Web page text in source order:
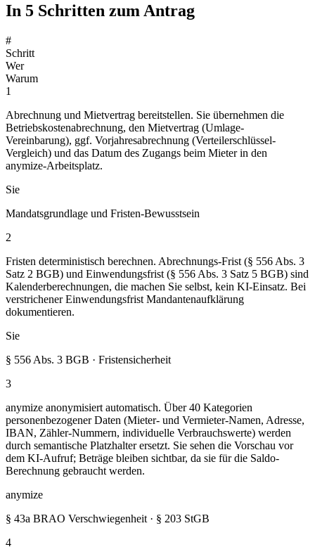
In 5 Schritten zum Antrag
#
Schritt
Wer
Warum
1
Abrechnung und Mietvertrag bereitstellen. Sie übernehmen die
Betriebskostenabrechnung, den Mietvertrag (Umlage-
Vereinbarung), ggf. Vorjahresabrechnung (Verteilerschlüssel-
Vergleich) und das Datum des Zugangs beim Mieter in den
anymize-Arbeitsplatz.
Sie
Mandatsgrundlage und Fristen-Bewusstsein
2
Fristen deterministisch berechnen. Abrechnungs-Frist (§ 556 Abs. 3
Satz 2 BGB) und Einwendungsfrist (§ 556 Abs. 3 Satz 5 BGB) sind
Kalenderberechnungen, die machen Sie selbst, kein KI-Einsatz. Bei
verstrichener Einwendungsfrist Mandantenaufklärung
dokumentieren.
Sie
§ 556 Abs. 3 BGB · Fristensicherheit
3
anymize anonymisiert automatisch. Über 40 Kategorien
personenbezogener Daten (Mieter- und Vermieter-Namen, Adresse,
IBAN, Zähler-Nummern, individuelle Verbrauchswerte) werden
durch semantische Platzhalter ersetzt. Sie sehen die Vorschau vor
dem KI-Aufruf; Beträge bleiben sichtbar, da sie für die Saldo-
Berechnung gebraucht werden.
anymize
§ 43a BRAO Verschwiegenheit · § 203 StGB
4